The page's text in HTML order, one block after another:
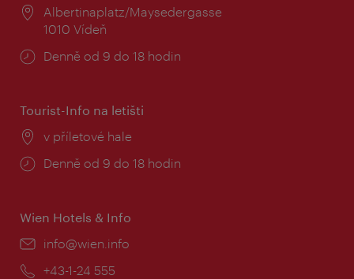
Místo:
Albertinaplatz/Maysedergasse
1010 Vídeň
Provozní
Denně od 9 do 18 hodin
Tourist-Info na letišti
Místo:
v příletové hale
Provozní
Denně od 9 do 18 hodin
Wien Hotels & Info
E-
info@wien.info
Telefon:
+43-1-24 555